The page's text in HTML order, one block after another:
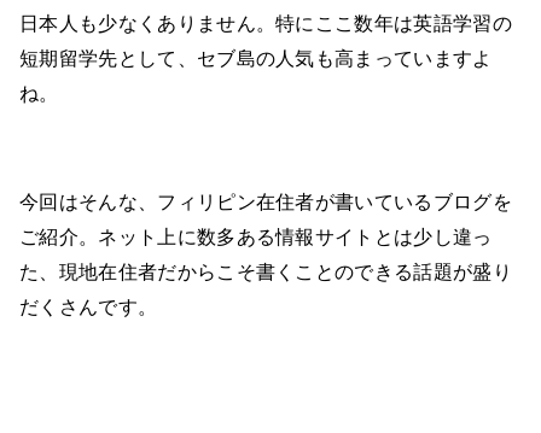
日本人も少なくありません。特にここ数年は英語学習の
短期留学先として、セブ島の人気も高まっていますよ
ね。
今回はそんな、フィリピン在住者が書いているブログを
ご紹介。ネット上に数多ある情報サイトとは少し違っ
た、現地在住者だからこそ書くことのできる話題が盛り
だくさんです。